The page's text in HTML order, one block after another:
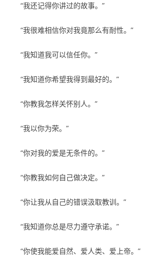
“我还记得你讲过的故事。”
“我很难相信你对我竟那么有耐性。”
“我知道我可以信任你。”
“我知道你希望我得到最好的。”
“你教我怎样关怀别人。”
“我以你为荣。”
“你对我的爱是无条件的。”
“你教我如何自己做决定。”
“你让我从自己的错误汲取教训。”
“我知道你总是尽力遵守承诺。”
“你使我能爱自然、爱人类、爱上帝。”